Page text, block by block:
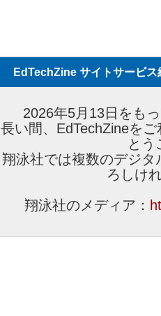
EdTechZine サイトサービス
2026年5月13日をも
長い間、EdTechZineを
とう
翔泳社では複数のデジ
ろしけ
翔泳社のメディア：